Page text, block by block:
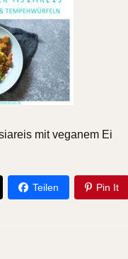
mit veganem Ei
Teilen Pin It